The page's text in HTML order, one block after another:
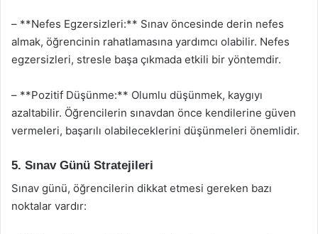
– **Nefes Egzersizleri:** Sınav öncesinde derin nefes
almak, öğrencinin rahatlamasına yardımcı olabilir. Nefes
egzersizleri, stresle başa çıkmada etkili bir yöntemdir.
– **Pozitif Düşünme:** Olumlu düşünmek, kaygıyı
azaltabilir. Öğrencilerin sınavdan önce kendilerine güven
vermeleri, başarılı olabileceklerini düşünmeleri önemlidir.
5. Sınav Günü Stratejileri
Sınav günü, öğrencilerin dikkat etmesi gereken bazı
noktalar vardır: